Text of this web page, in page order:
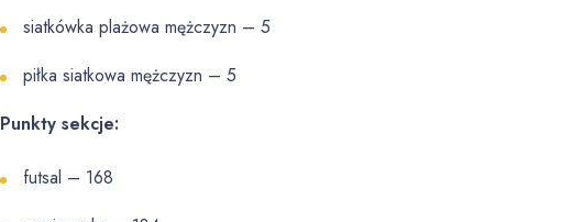
siatkówka plażowa mężczyzn – 5
piłka siatkowa mężczyzn – 5
Punkty sekcje:
futsal – 168